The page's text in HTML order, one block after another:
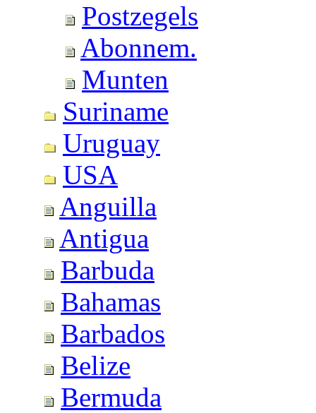
Postzegels
Abonnem.
Munten
Suriname
Uruguay
USA
Anguilla
Antigua
Barbuda
Bahamas
Barbados
Belize
Bermuda